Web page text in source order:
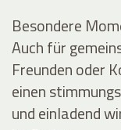
Besondere
Auch für
Freunden oder
einen
und einladend